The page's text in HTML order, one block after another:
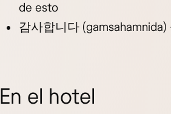
de esto
감사합니다
En el hotel